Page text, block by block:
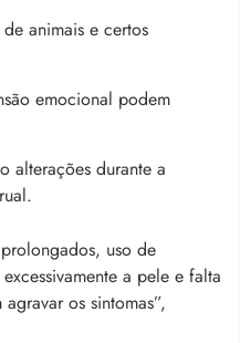
animais e certos
emocional podem
alterações durante a
uso de
a pele e falta
os sintomas”,